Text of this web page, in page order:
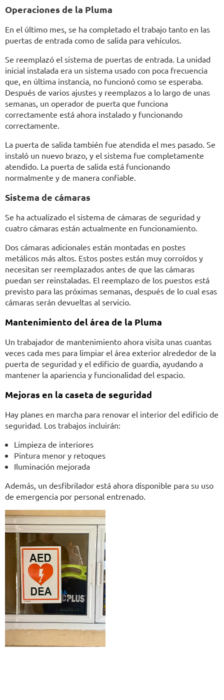
Operaciones de la Pluma
En el último mes, se ha completado el trabajo tanto en las
puertas de entrada como de salida para vehículos.
Se reemplazó el sistema de puertas de entrada. La unidad
inicial instalada era un sistema usado con poca frecuencia
que, en última instancia, no funcionó como se esperaba.
Después de varios ajustes y reemplazos a lo largo de unas
semanas, un operador de puerta que funciona
correctamente está ahora instalado y funcionando
correctamente.
La puerta de salida también fue atendida el mes pasado. Se
instaló un nuevo brazo, y el sistema fue completamente
atendido. La puerta de salida está funcionando
normalmente y de manera confiable.
Sistema de cámaras
Se ha actualizado el sistema de cámaras de seguridad y
cuatro cámaras están actualmente en funcionamiento.
Dos cámaras adicionales están montadas en postes
metálicos más altos. Estos postes están muy corroídos y
necesitan ser reemplazados antes de que las cámaras
puedan ser reinstaladas. El reemplazo de los puestos está
previsto para las próximas semanas, después de lo cual esas
cámaras serán devueltas al servicio.
Mantenimiento del área de la Pluma
Un trabajador de mantenimiento ahora visita unas cuantas
veces cada mes para limpiar el área exterior alrededor de la
puerta de seguridad y el edificio de guardia, ayudando a
mantener la apariencia y funcionalidad del espacio.
Mejoras en la caseta de seguridad
Hay planes en marcha para renovar el interior del edificio de
seguridad. Los trabajos incluirán:
Limpieza de interiores
Pintura menor y retoques
Iluminación mejorada
Además, un desfibrilador está ahora disponible para su uso
de emergencia por personal entrenado.